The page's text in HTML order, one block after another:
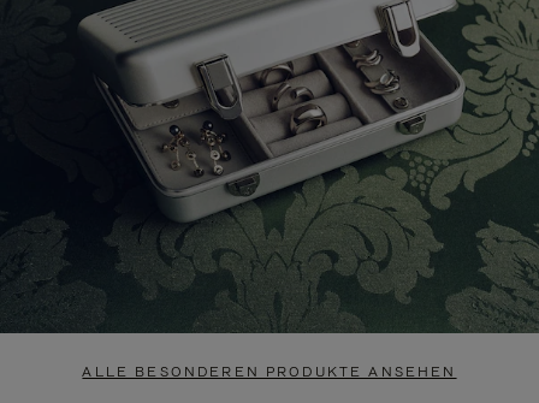
ALLE BESONDEREN PRODUKTE ANSEHEN